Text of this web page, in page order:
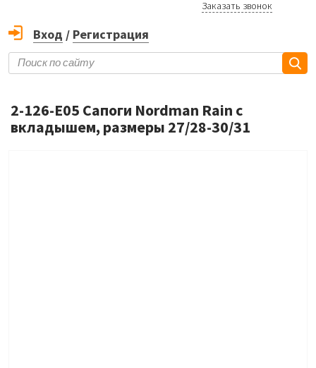
Заказать звонок
Вход / Регистрация
2-126-E05 Сапоги Nordman Rain с
вкладышем, размеры 27/28-30/31